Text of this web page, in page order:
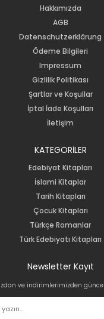
Hakkımızda
AGB
Datenschutzerklärung
Ödeme Bilgileri
Impressum
Gizlilik Politikası
Şartlar ve Koşullar
İptal İade Koşulları
İletişim
KATEGORİLER
Edebiyat Kitapları
İslami Kitaplar
Tarih Kitapları
Çocuk Kitapları
Türkçe Romanlar
Türk Edebiyatı Kitapları
Newsletter Kayıt
ve indirimlerimizden